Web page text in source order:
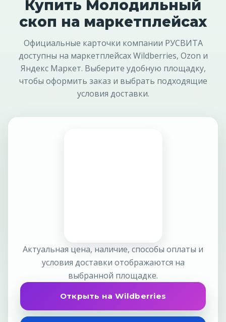
Купить Молодильный
скоп на маркетплейсах
Официальные карточки компании РУСВИТА
доступны на маркетплейсах Wildberries, Ozon и
Яндекс Маркет. Выберите удобную площадку,
чтобы оформить заказ и выбрать подходящие
условия доставки.
Актуальная цена, наличие, способы оплаты и
условия доставки отображаются на
выбранной площадке.
Открыть на Wildberries